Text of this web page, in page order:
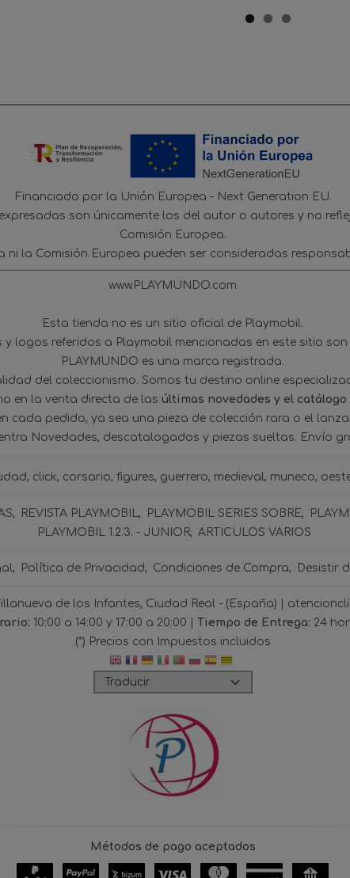
Financiado por la Unión Europea - Next Generation EU.
son únicamente los del autor o autores y no
Comisión Europea.
ni la Comisión Europea pueden ser consideradas
www.PLAYMUNDO.com
Esta tienda no es un sitio oficial de Playmobil.
y logos referidos a Playmobil mencionadas en este sitio
PLAYMUNDO es una marca registrada.
del coleccionismo. Somos tu destino online
en la venta directa de las últimas novedades y el
cada pedido, ya sea una pieza de colección rara o el
Novedades, descatalogados y piezas sueltas. Envío
click corsario figures guerrero medieval muneco
REVISTA PLAYMOBIL PLAYMOBIL SERIES SOBRE
PLAYMOBIL 1.2.3. - JUNIOR
ARTICULOS VARIOS
Política de Privacidad Condiciones de Compra Desistir
de los Infantes, Ciudad Real - (España) |
10:00 a 14:00 y 17:00 a 20:00 | Tiempo de Entrega: 24
(*) Precios con Impuestos incluidos
Métodos de pago aceptados